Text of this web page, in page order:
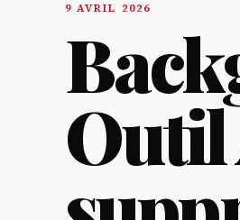
9 AVRIL 2026
Outil